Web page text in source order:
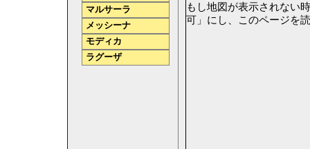
もし地図が表示されない
可」にし、このページを
マルサーラ
メッシーナ
モディカ
ラグーザ